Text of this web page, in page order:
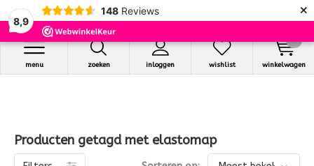
8,9
148 Reviews ×
zoeken inloggen
menu wishlist winkelwagen
Producten getagd met elastomap